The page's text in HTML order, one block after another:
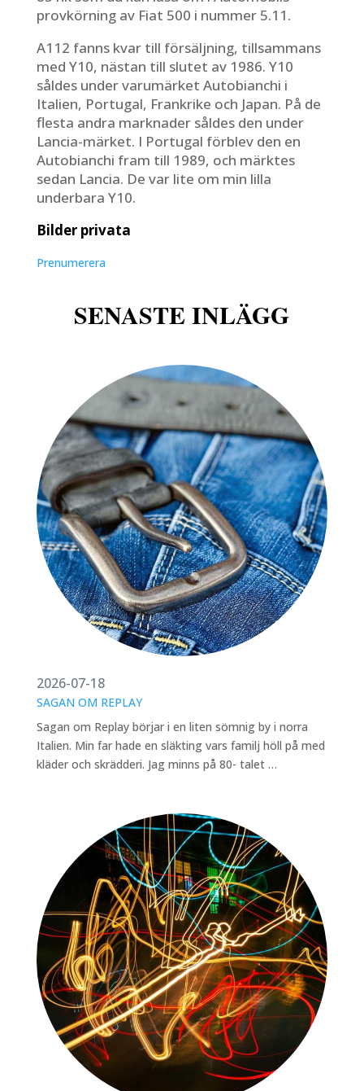
provkörning av Fiat 500 i nummer 5.11.
A112 fanns kvar till försäljning, tillsammans
med Y10, nästan till slutet av 1986. Y10
såldes under varumärket Autobianchi i
Italien, Portugal, Frankrike och Japan. På de
flesta andra marknader såldes den under
Lancia-märket. I Portugal förblev den en
Autobianchi fram till 1989, och märktes
sedan Lancia. De var lite om min lilla
underbara Y10.
Bilder privata
Prenumerera
SENASTE INLÄGG
2026-07-18
SAGAN OM REPLAY
Sagan om Replay börjar i en liten sömnig by i norra
Italien. Min far hade en släkting vars familj höll på med
kläder och skrädderi. Jag minns på 80- talet …